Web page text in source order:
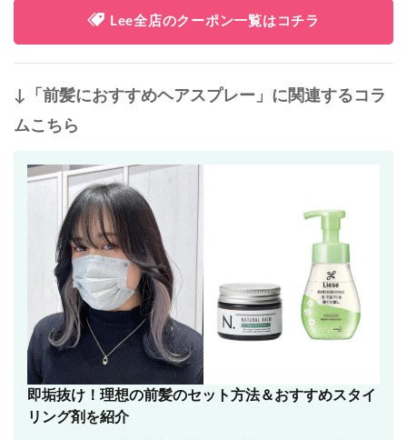
Lee全店のクーポン一覧はコチラ
↓「前髪におすすめヘアスプレー」に関連するコラ
ムこちら
即垢抜け！理想の前髪のセット方法＆おすすめスタイ
リング剤を紹介